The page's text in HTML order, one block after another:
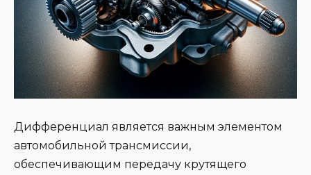
Дифференциал является важным элементом
автомобильной трансмиссии,
обеспечивающим передачу крутящего